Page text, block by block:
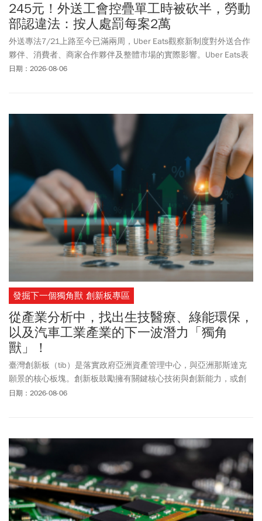
245元！外送工會控疊單工時被砍半，勞動
部認違法：按人處罰每案2萬
外送專法7/21上路至今已滿兩周，Uber Eats觀察新制度對外送合作
夥伴、消費者、商家合作夥伴及整體市場的實際影響。Uber Eats表
示，初期數據顯示，與專法施行前相比 ，整體外送合作夥伴的收益
持續採行疊單的營運模式，協助維持消費者可負擔的外送費用。外
送專法上路迄今，整體訂單量未見顯著增減，市場需求大致維持穩
定。不過針對Uber Eats的說法，台灣外送聯盟總工會籌備處發布訊
息控訴「Uber Eats偷走外送員血汗錢」，怒批Uber使用障眼法偷工
時、再假裝依法補差額，是公然違法。有關外送平臺報酬計算方
式，勞動部晚間回應，Uber Eats提供外送員之報酬明細計算方式，
其中所列疊單的計算，並未依《外送員權益保障及外送平臺管理
法》第3條第13款及第5條規定，將每單的外送服務時間如實計入，
如此報酬給付作法即屬違法。勞動部並指出，另一家平臺業者
Foodpanda經初步檢視，於疊單之基本報酬計算已有配合外送專法
之規範。針對後續執法，勞動部呼籲外送員務必詳加檢視訂單及報
酬明細，如於外送平臺業者與外送員約定之給付日期屆至後，仍未
獲得法規規範之應有基本報酬，即可依法向勞務提供地之地方勞工
局處提出檢舉。地方勞工局處如於受理檢舉並查證後，確認有違反
外送專法第5條規定情形，將依法採「按人處罰」方式裁罰，且每案
處以2萬元以上罰鍰，並令其限期改善，若平臺業者屆期仍未依法補
足短少的基本報酬，會按次連續加重處罰至改正為止。
日期：2026-08-06
發掘下一個獨角獸 創新板專區
從產業分析中，找出生技醫療、綠能環保，
以及汽車工業產業的下一波潛力「獨角
獸」！
臺灣創新板（tib）是落實政府亞洲資產管理中心，與亞洲那斯達克
願景的核心板塊。創新板鼓勵擁有關鍵核心技術與創新能力，或創
新經營模式的企業進入資本市場籌資。為此，臺灣證券交易所特別
將持續吸引海內外優質企業，匯聚成國際級創新上市聚落，發掘下
一個獨角獸。在這一期的創新板研究報告中，包含生技醫療（永悅
健康-創、基米-創、金萬林-創）、綠能環保（聚恆-創、成信實業-
創），以及汽車工業（巨鎧精密-創）產業等14項前瞻產業的產業研
究報告，讓投資大眾可以輕鬆取得專業、客觀、完整的資訊，以利
投資前瞻企業。
日期：2026-08-06